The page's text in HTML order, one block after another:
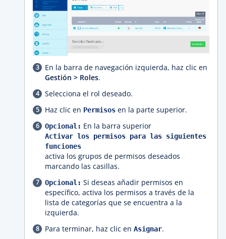
En la barra de navegación izquierda, haz clic en
Gestión > Roles.
Selecciona el rol deseado.
Haz clic en Permisos en la parte superior.
Opcional: En la barra superior
Activar los permisos para las siguientes
funciones
activa los grupos de permisos deseados
marcando las casillas.
Opcional: Si deseas añadir permisos en
específico, activa los permisos a través de la
lista de categorías que se encuentra a la
izquierda.
Para terminar, haz clic en Asignar.